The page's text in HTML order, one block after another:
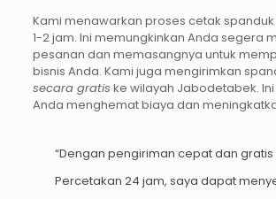
Kami menawarkan proses cetak
1-2 jam. Ini memungkinkan Anda segera
pesanan dan memasangnya untuk
bisnis Anda. Kami juga mengirimkan
secara gratis ke wilayah Jabodetabek.
Anda menghemat biaya dan
“Dengan pengiriman cepat dan
Percetakan 24 jam, saya dapat